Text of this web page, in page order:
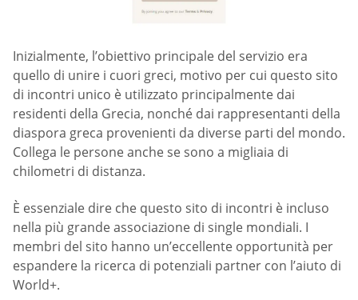
Inizialmente, l’obiettivo principale del servizio era
quello di unire i cuori greci, motivo per cui questo sito
di incontri unico è utilizzato principalmente dai
residenti della Grecia, nonché dai rappresentanti della
diaspora greca provenienti da diverse parti del mondo.
Collega le persone anche se sono a migliaia di
chilometri di distanza.
È essenziale dire che questo sito di incontri è incluso
nella più grande associazione di single mondiali. I
membri del sito hanno un’eccellente opportunità per
espandere la ricerca di potenziali partner con l’aiuto di
World+.